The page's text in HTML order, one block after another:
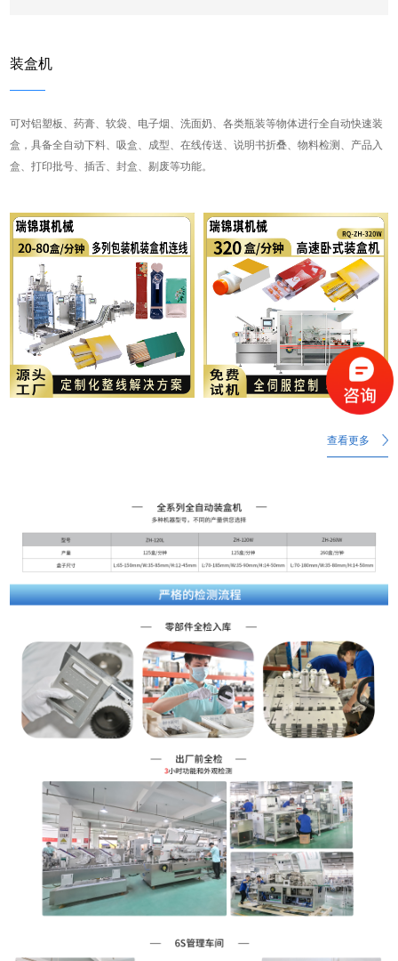
装盒机
可对铝塑板、药膏、软袋、电子烟、洗面奶、各类瓶装等物体进行全自动快速装
盒，具备全自动下料、吸盒、成型、在线传送、说明书折叠、物料检测、产品入
盒、打印批号、插舌、封盒、剔废等功能。
MORE MORE
查看更多